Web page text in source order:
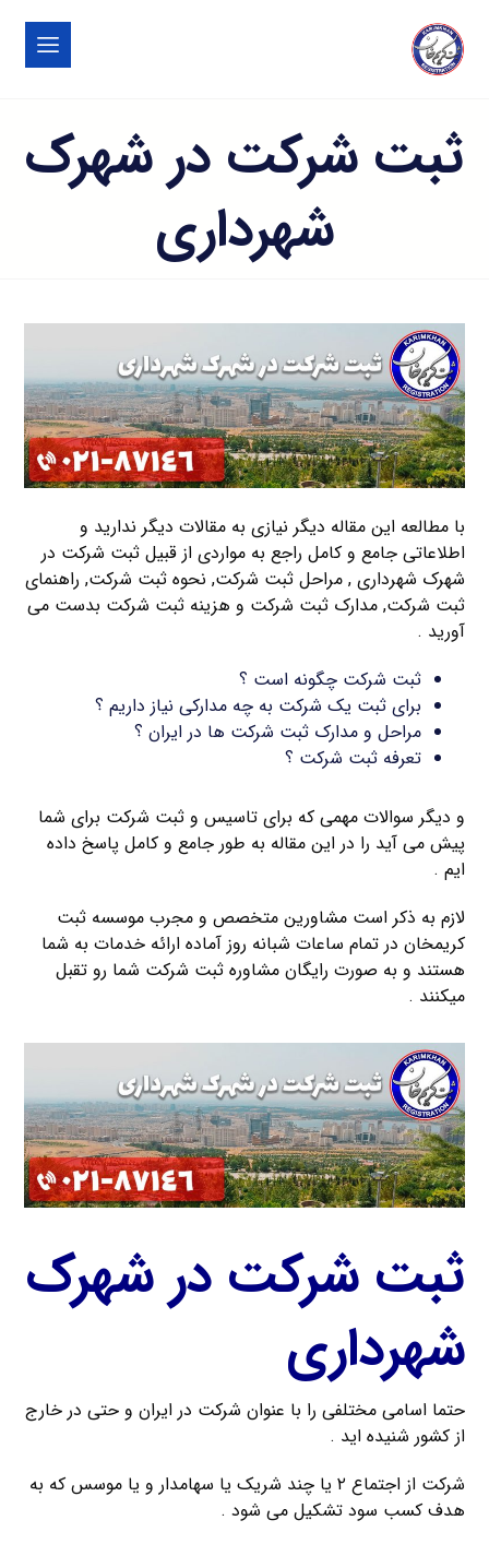
ثبت شرکت در شهرک
شهرداری
با مطالعه این مقاله دیگر نیازی به مقالات دیگر ندارید و
اطلاعاتی جامع و کامل راجع به مواردی از قبیل ثبت شرکت در
شهرک شهرداری , مراحل ثبت شرکت, نحوه ثبت شرکت, راهنمای
ثبت شرکت, مدارک ثبت شرکت و هزینه ثبت شرکت بدست می
آورید .
ثبت شرکت چگونه است ؟
برای ثبت یک شرکت به چه مدارکی نیاز داریم ؟
مراحل و مدارک ثبت شرکت ها در ایران ؟
تعرفه ثبت شرکت ؟
و دیگر سوالات مهمی که برای تاسیس و ثبت شرکت برای شما
پیش می آید را در این مقاله به طور جامع و کامل پاسخ داده
ایم .
لازم به ذکر است مشاورین متخصص و مجرب موسسه ثبت
کریمخان در تمام ساعات شبانه روز آماده ارائه خدمات به شما
هستند و به صورت رایگان مشاوره ثبت شرکت شما رو تقبل
میکنند .
ثبت شرکت در شهرک
شهرداری
حتما اسامی مختلفی را با عنوان شرکت در ایران و حتی در خارج
از کشور شنیده اید .
شرکت از اجتماع ۲ یا چند شریک یا سهامدار و یا موسس که به
هدف کسب سود تشکیل می شود .